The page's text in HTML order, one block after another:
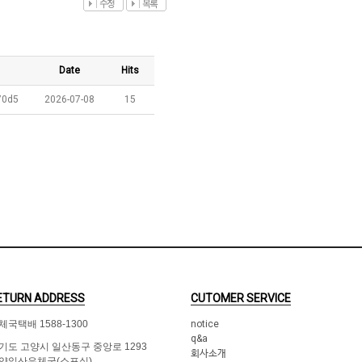
Date Hits
2026-07-08 15
ADDRESS
국택배 1588-1300
도 고양시 일산동구 중앙로 1293
CUTOMER SERVICE
notice
q&a
회사소개